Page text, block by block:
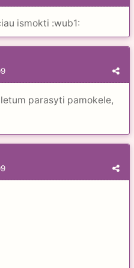
ismokti :wub1:
parasyti pamokele,